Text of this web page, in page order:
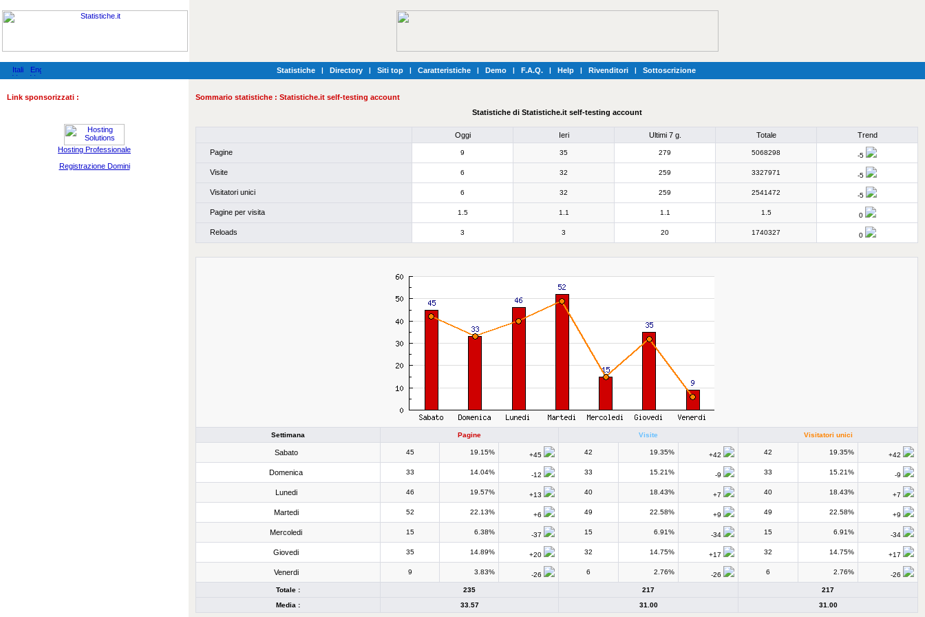
Statistiche | Directory | Siti top | Caratteristiche | Demo | F.A.Q. | Help | Rivenditori | Sottoscrizione
Link sponsorizzati :
Hosting Professionale
Registrazione Domini
Sommario statistiche : Statistiche.it self-testing account
Statistiche di Statistiche.it self-testing account
Oggi Ieri Ultimi 7 g. Totale Trend
Pagine 9 35 279 5068298 -5
Visite 6 32 259 3327971 -5
Visitatori unici 6 32 259 2541472 -5
Pagine per visita 1.5 1.1 1.1 1.5 0
Reloads 3 3 20 1740327 0
Settimana Pagine Visite Visitatori unici
Sabato 45 19.15% +45 42 19.35% +42 42 19.35% +42
Domenica 33 14.04% -12 33 15.21% -9 33 15.21% -9
Lunedi 46 19.57% +13 40 18.43% +7 40 18.43% +7
Martedi 52 22.13% +6 49 22.58% +9 49 22.58% +9
Mercoledi 15 6.38% -37 15 6.91% -34 15 6.91% -34
Giovedi 35 14.89% +20 32 14.75% +17 32 14.75% +17
Venerdi 9 3.83% -26 6 2.76% -26 6 2.76%
-26
Totale :
235 217
217
Media :
33.57 31.00 31.00